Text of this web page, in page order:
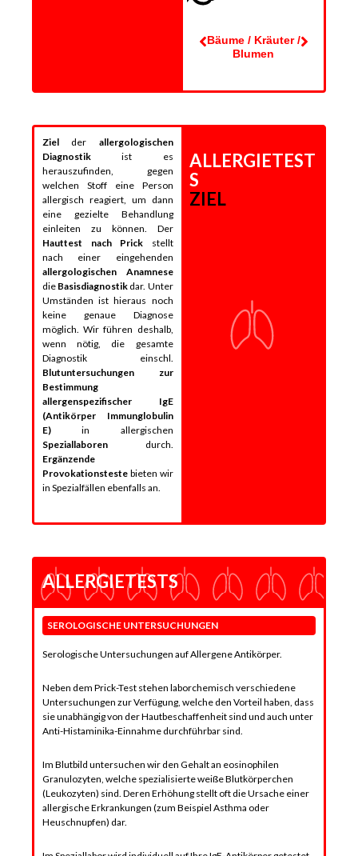
Bäume / Kräuter /
Blumen
Ziel der allergologischen
Diagnostik ist es
herauszufinden, gegen
welchen Stoff eine Person
allergisch reagiert, um dann
eine gezielte Behandlung
einleiten zu können. Der
Hauttest nach Prick stellt
nach einer eingehenden
allergologischen Anamnese
die Basisdiagnostik dar. Unter
Umständen ist hieraus noch
keine genaue Diagnose
möglich. Wir führen deshalb,
wenn nötig, die gesamte
Diagnostik einschl.
Blutuntersuchungen zur
Bestimmung
allergenspezifischer IgE
(Antikörper Immunglobulin
E) in allergischen
Speziallaboren durch.
Ergänzende
Provokationsteste bieten wir
in Spezialfällen ebenfalls an.
ALLERGIETEST
S
ZIEL
ALLERGIETESTS
SEROLOGISCHE­ UNTERSUCHUNGEN
Serologische Untersuchungen auf Allergene Antikörper.
Neben dem Prick-Test stehen laborchemisch verschiedene
Untersuchungen zur Verfügung, welche den Vorteil haben, dass
sie unabhängig von der Hautbeschaffenheit sind und auch unter
Anti-Histaminika-Einnahme durchführbar sind.
Im Blutbild untersuchen wir den Gehalt an eosinophilen
Granulozyten, welche spezialisierte weiße Blutkörperchen
(Leukozyten) sind. Deren Erhöhung stellt oft die Ursache einer
allergische Erkrankungen (zum Beispiel Asthma oder
Heuschnupfen) dar.